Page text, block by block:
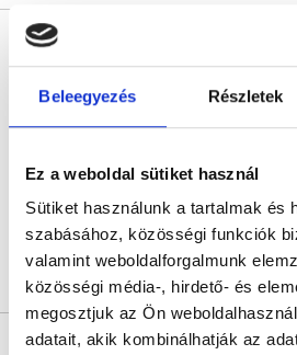
Beleegyezés Részletek
Ez a weboldal sütiket használ
Sütiket használunk a tartalmak és
szabásához, közösségi funkciók
valamint weboldalforgalmunk
közösségi média-, hirdető- és
megosztjuk az Ön
adatait, akik kombinálhatják az
Nőgyógyász
5 értékelés
Következő időpont:
Árlista Összes
Dr. Diker